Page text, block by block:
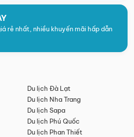
rẻ nhất, nhiều khuyến mãi hấp dẫn
Du lịch Đà Lạt
Du lịch Nha Trang
Du lịch Sapa
Du lịch Phú Quốc
Du lịch Phan Thiết